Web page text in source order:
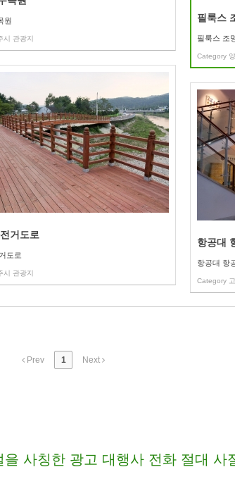
원
시 관광지
필룩스
필룩스 조
Category
거도로
도로
시 관광지
항공대
항공대 항
Category
Prev 1 Next
사칭한 광고 대행사 전화 절대 사